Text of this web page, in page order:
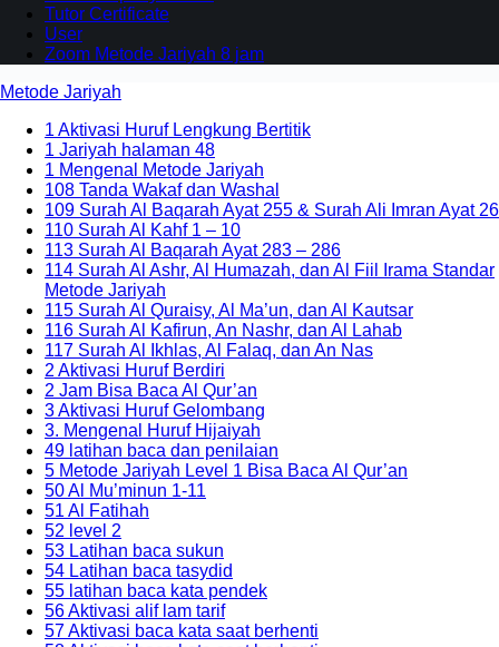
Tutor Certificate
User
Zoom Metode Jariyah 8 jam
Metode Jariyah
1 Aktivasi Huruf Lengkung Bertitik
1 Jariyah halaman 48
1 Mengenal Metode Jariyah
108 Tanda Wakaf dan Washal
109 Surah Al Baqarah Ayat 255 & Surah Ali Imran Ayat 26
110 Surah Al Kahf 1 – 10
113 Surah Al Baqarah Ayat 283 – 286
114 Surah Al Ashr, Al Humazah, dan Al Fiil Irama Standar
Metode Jariyah
115 Surah Al Quraisy, Al Ma’un, dan Al Kautsar
116 Surah Al Kafirun, An Nashr, dan Al Lahab
117 Surah Al Ikhlas, Al Falaq, dan An Nas
2 Aktivasi Huruf Berdiri
2 Jam Bisa Baca Al Qur’an
3 Aktivasi Huruf Gelombang
3. Mengenal Huruf Hijaiyah
49 latihan baca dan penilaian
5 Metode Jariyah Level 1 Bisa Baca Al Qur’an
50 Al Mu’minun 1-11
51 Al Fatihah
52 level 2
53 Latihan baca sukun
54 Latihan baca tasydid
55 latihan baca kata pendek
56 Aktivasi alif lam tarif
57 Aktivasi baca kata saat berhenti